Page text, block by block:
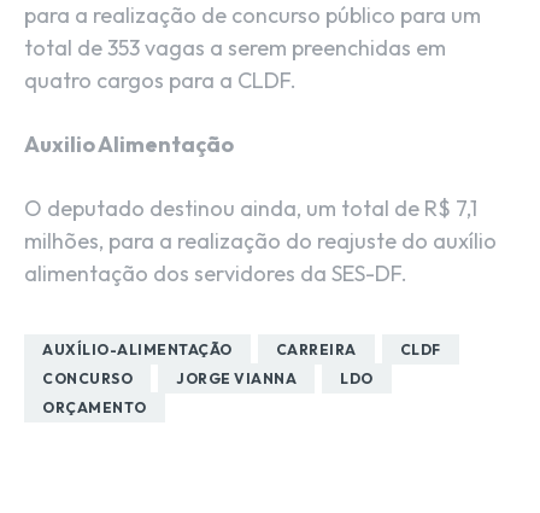
para a realização de concurso público para um
total de 353 vagas a serem preenchidas em
quatro cargos para a CLDF.
Auxilio Alimentação
O deputado destinou ainda, um total de R$ 7,1
milhões, para a realização do reajuste do auxílio
alimentação dos servidores da SES-DF.
AUXÍLIO-ALIMENTAÇÃO CARREIRA
CLDF
CONCURSO
JORGE VIANNA
LDO
ORÇAMENTO